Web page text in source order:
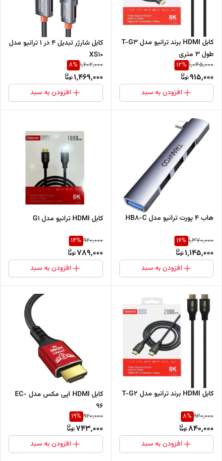
کابل HDMI برند ترانیو مدل T-G3
طول 3 متری
1,045,000
12%
915,000
افزودن به سبد
کابل شارژر تبدیل 4 در 1 ترانیو مدل
XS10
1,602,000
8%
1,469,000
افزودن به سبد
هاب 4 پورت ترانیو مدل HB8-C
1,370,000
16%
1,145,000
افزودن به سبد
کابل HDMI ترانیو مدل G1
920,000
14%
789,000
افزودن به سبد
کابل HDMI برند ترانیو مدل T-G2
920,000
8%
840,000
افزودن به سبد
کابل HDMI اپی مکس مدل EC-
96
920,000
19%
743,000
افزودن به سبد